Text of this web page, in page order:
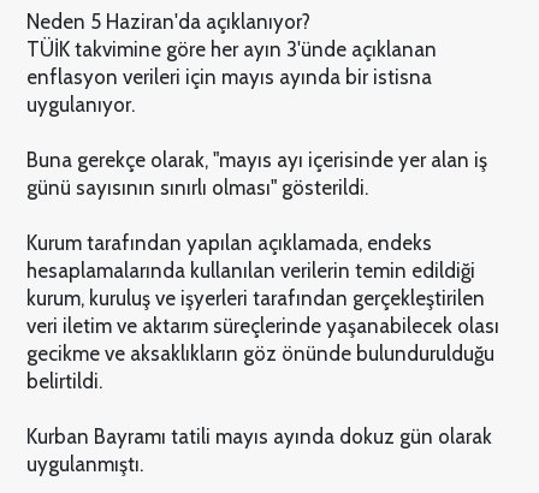
Neden 5 Haziran'da açıklanıyor?
TÜİK takvimine göre her ayın 3'ünde açıklanan
enflasyon verileri için mayıs ayında bir istisna
uygulanıyor.
Buna gerekçe olarak, "mayıs ayı içerisinde yer alan iş
günü sayısının sınırlı olması" gösterildi.
Kurum tarafından yapılan açıklamada, endeks
hesaplamalarında kullanılan verilerin temin edildiği
kurum, kuruluş ve işyerleri tarafından gerçekleştirilen
veri iletim ve aktarım süreçlerinde yaşanabilecek olası
gecikme ve aksaklıkların göz önünde bulundurulduğu
belirtildi.
Kurban Bayramı tatili mayıs ayında dokuz gün olarak
uygulanmıştı.